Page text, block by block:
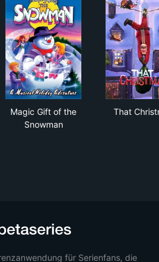
Magic Gift of the
Snowman
That
für Serienfans, die